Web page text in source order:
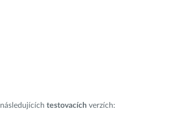
testovacích verzích: